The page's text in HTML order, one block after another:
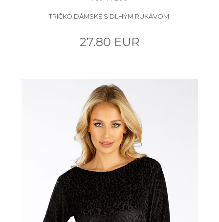
TRIČKO DÁMSKE S DLHÝM RUKÁVOM.
27.80 EUR